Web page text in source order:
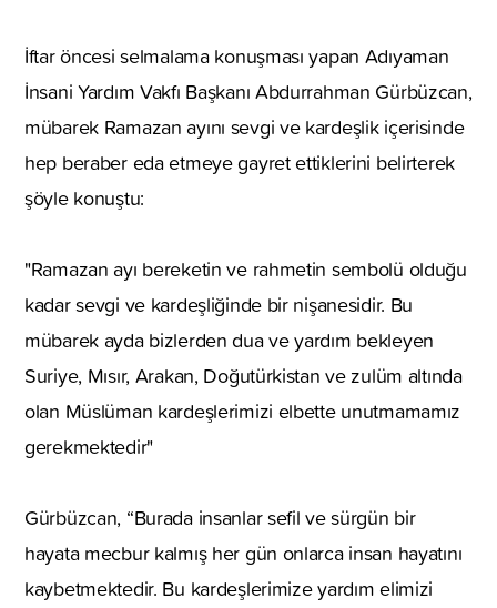
İftar öncesi selmalama konuşması yapan Adıyaman
İnsani Yardım Vakfı Başkanı Abdurrahman Gürbüzcan,
mübarek Ramazan ayını sevgi ve kardeşlik içerisinde
hep beraber eda etmeye gayret ettiklerini belirterek
şöyle konuştu:
"Ramazan ayı bereketin ve rahmetin sembolü olduğu
kadar sevgi ve kardeşliğinde bir nişanesidir. Bu
mübarek ayda bizlerden dua ve yardım bekleyen
Suriye, Mısır, Arakan, Doğutürkistan ve zulüm altında
olan Müslüman kardeşlerimizi elbette unutmamamız
gerekmektedir"
Gürbüzcan, “Burada insanlar sefil ve sürgün bir
hayata mecbur kalmış her gün onlarca insan hayatını
kaybetmektedir. Bu kardeşlerimize yardım elimizi